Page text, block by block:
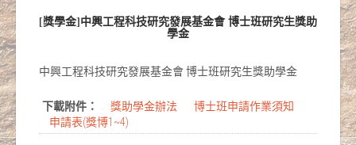
[獎學金]中興工程科技研究發展基金會 博士班研究生獎助
學金
中興工程科技研究發展基金會 博士班研究生獎助學金
下載附件： 獎助學金辦法
博士班申請作業須知
申請表(獎博1~4)